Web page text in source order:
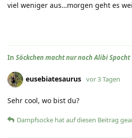
viel weniger aus…morgen geht es
In Söckchen macht nur noch Alibi Spocht
eusebiatesaurus vor 3 Tagen
Sehr cool, wo bist du?
Dampfsocke hatauf diesen Beitrag